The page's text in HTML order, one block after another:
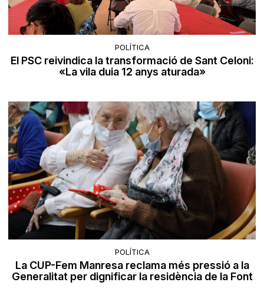
POLÍTICA
El PSC reivindica la transformació de Sant Celoni:
«La vila duia 12 anys aturada»
POLÍTICA
La CUP-Fem Manresa reclama més pressió a la
Generalitat per dignificar la residència de la Font